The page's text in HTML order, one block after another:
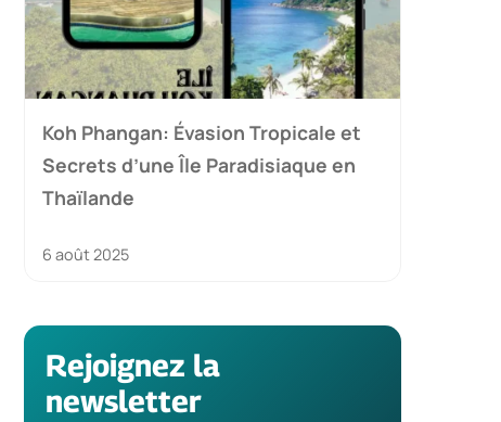
Koh Phangan: Évasion Tropicale et
Secrets d’une Île Paradisiaque en
Thaïlande
6 août 2025
Rejoignez la
newsletter